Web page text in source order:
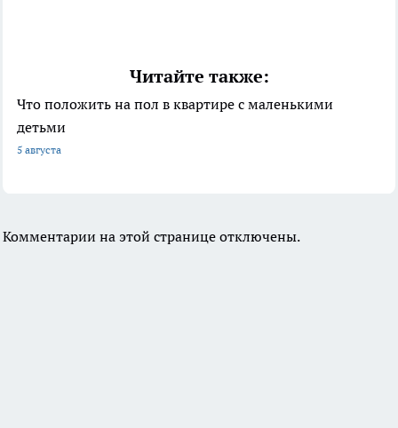
Читайте также:
Что положить на пол в квартире с маленькими
детьми
5 августа
Комментарии на этой странице отключены.